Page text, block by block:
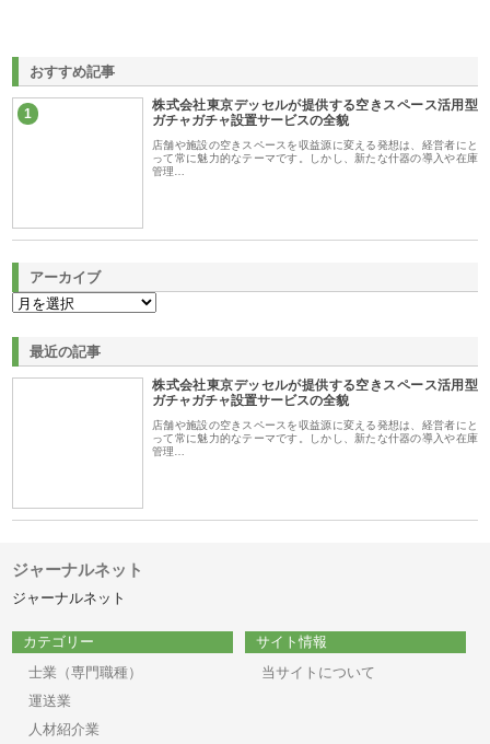
おすすめ記事
1
株式会社東京デッセルが提供する空きスペース活用型
ガチャガチャ設置サービスの全貌
店舗や施設の空きスペースを収益源に変える発想は、経営者にと
って常に魅力的なテーマです。しかし、新たな什器の導入や在庫
管理…
アーカイブ
最近の記事
株式会社東京デッセルが提供する空きスペース活用型
ガチャガチャ設置サービスの全貌
店舗や施設の空きスペースを収益源に変える発想は、経営者にと
って常に魅力的なテーマです。しかし、新たな什器の導入や在庫
管理…
ジャーナルネット
ジャーナルネット
カテゴリー
士業（専門職種）
運送業
人材紹介業
サイト情報
当サイトについて